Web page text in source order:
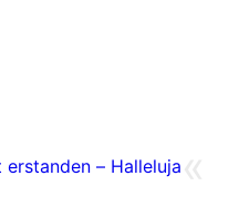
erstanden – Halleluja